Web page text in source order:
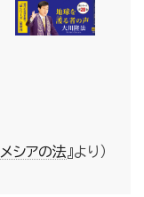
メシアの法 』より）